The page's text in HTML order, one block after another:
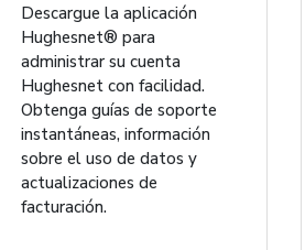
Descargue la aplicación
Hughesnet® para
administrar su cuenta
Hughesnet con facilidad.
Obtenga guías de soporte
instantáneas, información
sobre el uso de datos y
actualizaciones de
facturación.